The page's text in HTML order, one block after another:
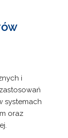
i
systemach
oraz